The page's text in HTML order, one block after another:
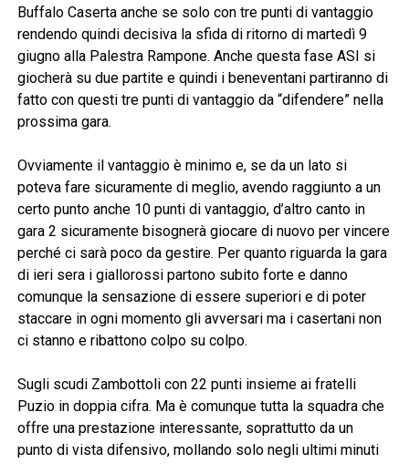
Buffalo Caserta anche se solo con tre punti di vantaggio
rendendo quindi decisiva la sfida di ritorno di martedì 9
giugno alla Palestra Rampone. Anche questa fase ASI si
giocherà su due partite e quindi i beneventani partiranno di
fatto con questi tre punti di vantaggio da “difendere” nella
prossima gara.
Ovviamente il vantaggio è minimo e, se da un lato si
poteva fare sicuramente di meglio, avendo raggiunto a un
certo punto anche 10 punti di vantaggio, d’altro canto in
gara 2 sicuramente bisognerà giocare di nuovo per vincere
perché ci sarà poco da gestire. Per quanto riguarda la gara
di ieri sera i giallorossi partono subito forte e danno
comunque la sensazione di essere superiori e di poter
staccare in ogni momento gli avversari ma i casertani non
ci stanno e ribattono colpo su colpo.
Sugli scudi Zambottoli con 22 punti insieme ai fratelli
Puzio in doppia cifra. Ma è comunque tutta la squadra che
offre una prestazione interessante, soprattutto da un
punto di vista difensivo, mollando solo negli ultimi minuti